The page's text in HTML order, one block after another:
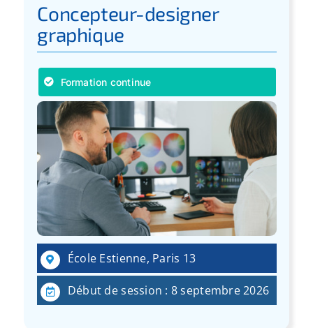
Concepteur-designer
graphique
Formation continue
École Estienne, Paris 13
Début de session : 8 septembre 2026